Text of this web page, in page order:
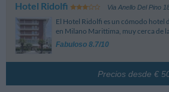
Viale Dei Mille - Cervia
Hotel Ridolfi Via Anello Del Pino
El Hotel Ridolfi es un cómodo hotel
en Milano Marittima, muy cerca de la
Fabuloso 8.7/10
Precios desde €